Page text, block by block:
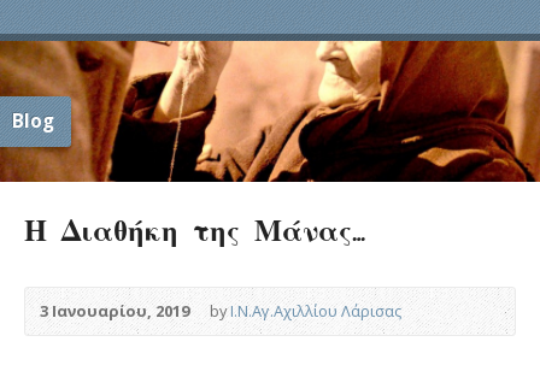
Blog
Η Διαθήκη της Μάνας…
3 Ιανουαρίου, 2019 byΙ.Ν.Αγ.Αχιλλίου Λάρισας